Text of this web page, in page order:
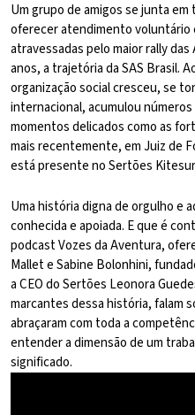
Um grupo de amigos se junta
oferecer atendimento voluntário
atravessadas pelo maior rally das
anos, a trajetória da SAS Brasil.
organização social cresceu, se
internacional, acumulou
momentos delicados como as
mais recentemente, em Juiz de
está presente no Sertões
Uma história digna de orgulho e
conhecida e apoiada. E que é
podcast Vozes da Aventura,
Mallet e Sabine Bolonhini,
a CEO do Sertões Leonora
marcantes dessa história, falam
abraçaram com toda a
entender a dimensão de um
significado.